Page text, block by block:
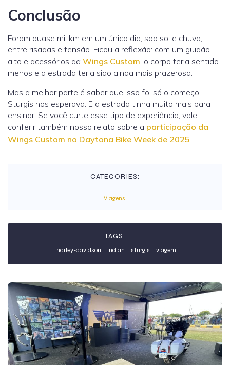
Conclusão
Foram quase mil km em um único dia, sob sol e chuva,
entre risadas e tensão. Ficou a reflexão: com um guidão
alto e acessórios da Wings Custom, o corpo teria sentido
menos e a estrada teria sido ainda mais prazerosa.
Mas a melhor parte é saber que isso foi só o começo.
Sturgis nos esperava. E a estrada tinha muito mais para
ensinar. Se você curte esse tipo de experiência, vale
conferir também nosso relato sobre a participação da
Wings Custom no Daytona Bike Week de 2025.
CATEGORIES:
Viagens
TAGS:
harley-davidson indian sturgis viagem